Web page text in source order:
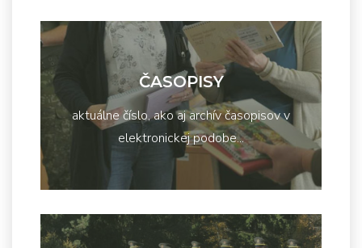
ČASOPISY
aktuálne číslo, ako aj archív časopisov v
elektronickej podobe...